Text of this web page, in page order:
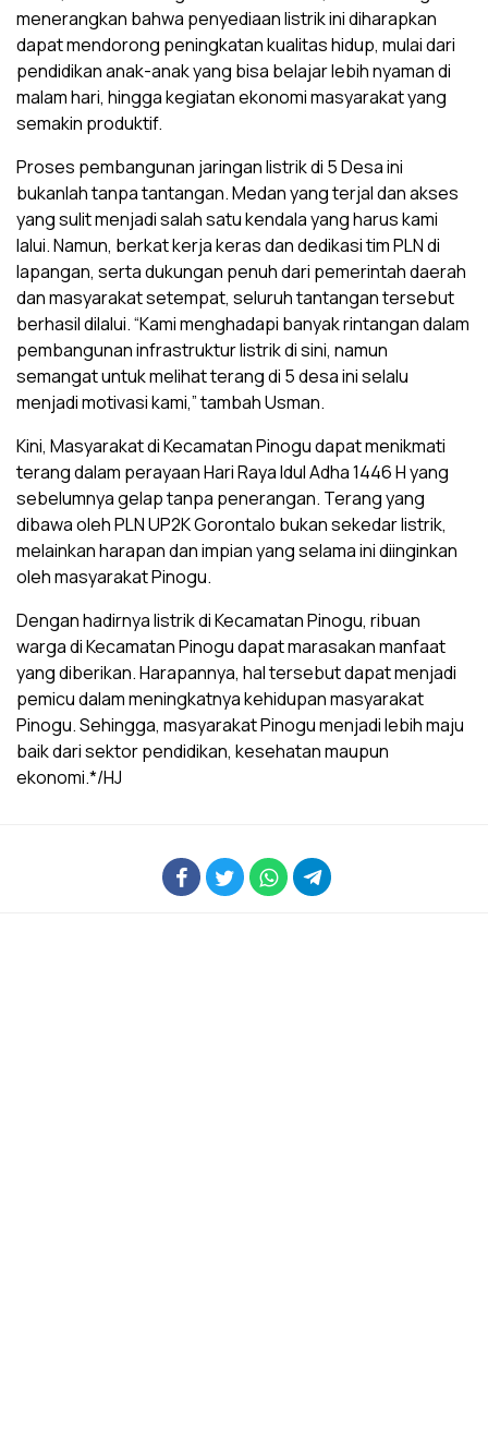
menerangkan bahwa penyediaan listrik ini diharapkan
dapat mendorong peningkatan kualitas hidup, mulai dari
pendidikan anak-anak yang bisa belajar lebih nyaman di
malam hari, hingga kegiatan ekonomi masyarakat yang
semakin produktif.
Proses pembangunan jaringan listrik di 5 Desa ini
bukanlah tanpa tantangan. Medan yang terjal dan akses
yang sulit menjadi salah satu kendala yang harus kami
lalui. Namun, berkat kerja keras dan dedikasi tim PLN di
lapangan, serta dukungan penuh dari pemerintah daerah
dan masyarakat setempat, seluruh tantangan tersebut
berhasil dilalui. “Kami menghadapi banyak rintangan dalam
pembangunan infrastruktur listrik di sini, namun
semangat untuk melihat terang di 5 desa ini selalu
menjadi motivasi kami,” tambah Usman.
Kini, Masyarakat di Kecamatan Pinogu dapat menikmati
terang dalam perayaan Hari Raya Idul Adha 1446 H yang
sebelumnya gelap tanpa penerangan. Terang yang
dibawa oleh PLN UP2K Gorontalo bukan sekedar listrik,
melainkan harapan dan impian yang selama ini diinginkan
oleh masyarakat Pinogu.
Dengan hadirnya listrik di Kecamatan Pinogu, ribuan
warga di Kecamatan Pinogu dapat marasakan manfaat
yang diberikan. Harapannya, hal tersebut dapat menjadi
pemicu dalam meningkatnya kehidupan masyarakat
Pinogu. Sehingga, masyarakat Pinogu menjadi lebih maju
baik dari sektor pendidikan, kesehatan maupun
ekonomi.*/HJ